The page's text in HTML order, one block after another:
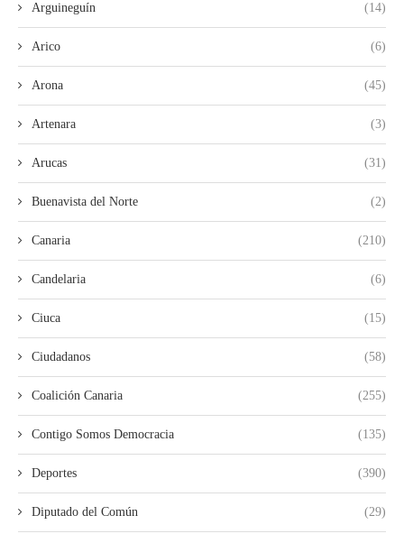
Arguineguín (14)
Arico (6)
Arona (45)
Artenara (3)
Arucas (31)
Buenavista del Norte (2)
Canaria (210)
Candelaria (6)
Ciuca (15)
Ciudadanos (58)
Coalición Canaria (255)
Contigo Somos Democracia (135)
Deportes (390)
Diputado del Común (29)